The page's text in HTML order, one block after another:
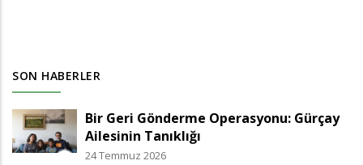
SON HABERLER
Bir Geri Gönderme Operasyonu: Gürçay
Ailesinin Tanıklığı
24 Temmuz 2026